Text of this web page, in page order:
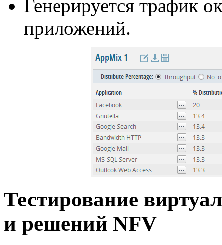
Генерируется трафик
приложений.
Тестирование
и решений NFV